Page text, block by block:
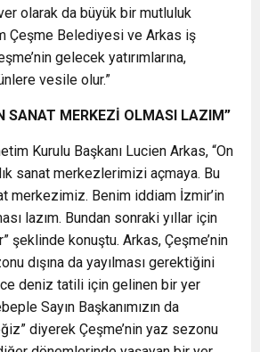
olarak da büyük bir mutluluk
Çeşme Belediyesi ve Arkas iş
gelecek yatırımlarına,
vesile olur.”
SANAT MERKEZİ OLMASI LAZIM”
Kurulu Başkanı Lucien Arkas, “On
sanat merkezlerimizi açmaya. Bu
merkezimiz. Benim iddiam İzmir’in
lazım. Bundan sonraki yıllar için
şeklinde konuştu. Arkas, Çeşme’nin
dışına da yayılması gerektiğini
deniz tatili için gelinen bir yer
Sayın Başkanımızın da
diyerek Çeşme’nin yaz sezonu